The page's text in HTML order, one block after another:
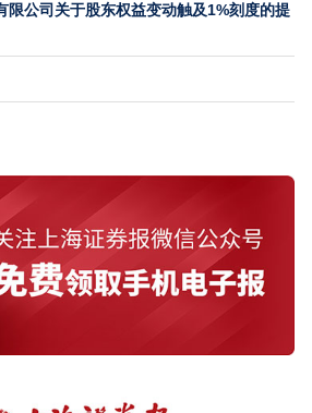
限公司关于股东权益变动触及1%刻度的提